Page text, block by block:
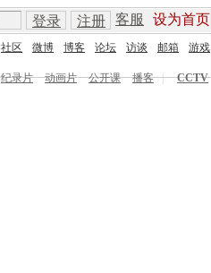
客服 设为首页
登录 注册
社区 微博 博客 论坛 访谈 邮箱 游戏
纪录片 动画片 公开课 播客 |
CCTV